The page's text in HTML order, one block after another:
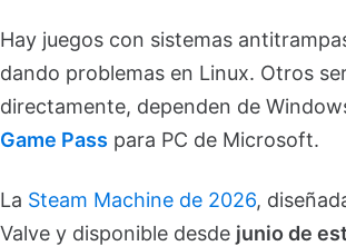
Hay juegos con sistemas
dando problemas en Linux. Otros
directamente, dependen de
Game Pass para PC de Microsoft.
La Steam Machine de 2026,
Valve y disponible desde junio de